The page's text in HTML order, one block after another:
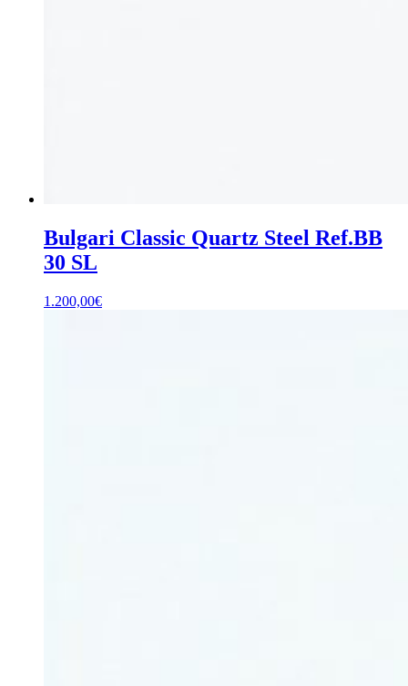
Bulgari Classic Quartz Steel Ref.BB
30 SL
1.200,00€